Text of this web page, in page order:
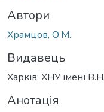
Автори
Храмцов, О.М.
Видавець
Харків: ХНУ імені
Анотація